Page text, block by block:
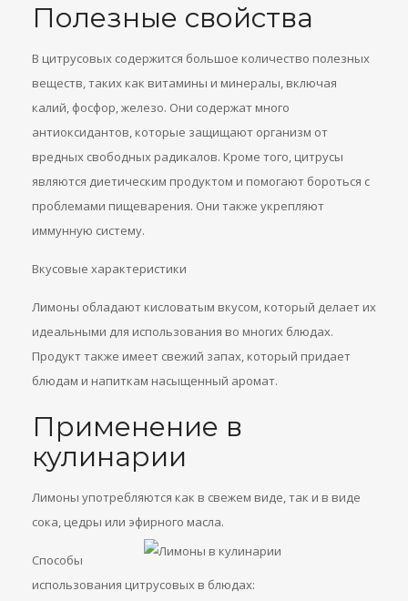
Полезные свойства
В цитрусовых содержится большое количество полезных
веществ, таких как витамины и минералы, включая
калий, фосфор, железо. Они содержат много
антиоксидантов, которые защищают организм от
вредных свободных радикалов. Кроме того, цитрусы
являются диетическим продуктом и помогают бороться с
проблемами пищеварения. Они также укрепляют
иммунную систему.
Вкусовые характеристики
Лимоны обладают кисловатым вкусом, который делает их
идеальными для использования во многих блюдах.
Продукт также имеет свежий запах, который придает
блюдам и напиткам насыщенный аромат.
Применение в
кулинарии
Лимоны употребляются как в свежем виде, так и в виде
сока, цедры или эфирного масла.
Способы
использования цитрусовых в блюдах: